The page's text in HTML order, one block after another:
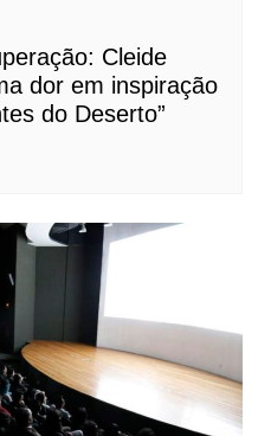
Cleide
dor em inspiração
do Deserto”